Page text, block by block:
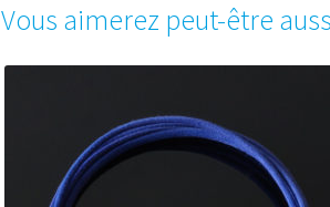
Vous aimerez peut-être